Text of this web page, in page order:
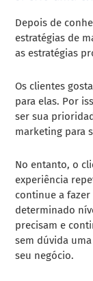
Depois de
estratégias de
as estratégias
Os clientes
para elas. Por
ser sua
marketing para
No entanto, o
experiência
continue a
determinado
precisam e
sem dúvida
seu negócio.